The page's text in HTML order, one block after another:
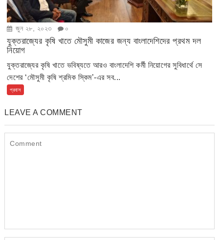
জুন ২৮, ২০২৩ ০
যুক্তরাজ্যের কৃষি খাতে মৌসুমী কাজের জন্য বাংলাদেশিদের প্রথম দল
নিয়োগ
যুক্তরাজ্যের কৃষি খাতে ভবিষ্যতে আরও বাংলাদেশি কর্মী নিয়োগের সুবিধার্থে সে
দেশের ‘মৌসুমী কৃষি শ্রমিক স্কিম’-এর সব...
প্রবাস
LEAVE A COMMENT